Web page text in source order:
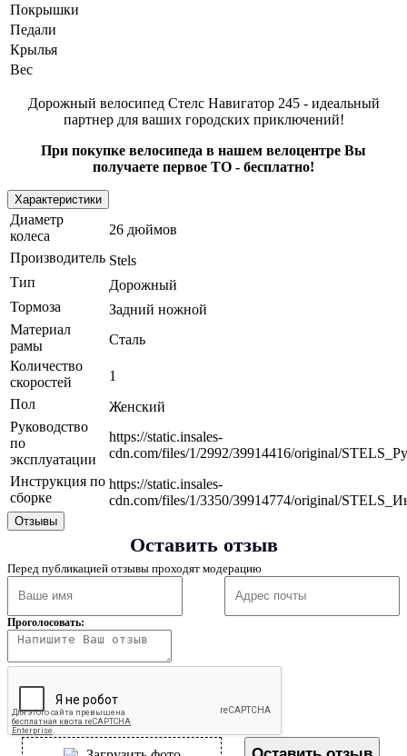
Покрышки
Педали
Крылья
Вес
Дорожный велосипед Стелс Навигатор 245 - идеальный
партнер для ваших городских приключений!
При покупке велосипеда в нашем велоцентре Вы
получаете первое ТО - бесплатно!
Характеристики
Диаметр
колеса
26 дюймов
Производитель Stels
Тип
Дорожный
Тормоза
Задний ножной
Материал
рамы
Сталь
Количество
скоростей
1
Пол
Женский
Руководство
по
эксплуатации
https://static.insales-
cdn.com/files/1/2992/39914416/original/
Инструкция по
сборке
https://static.insales-
cdn.com/files/1/3350/39914774/original/
Отзывы
Оставить отзыв
Перед публикацией отзывы проходят модерацию
Проголосовать: